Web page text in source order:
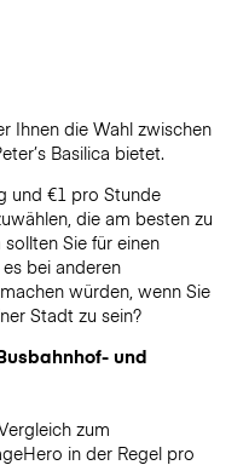
Ihnen die Wahl zwischen
Basilica bietet.
und €1 pro Stunde
die am besten zu
Sie für einen
bei anderen
würden, wenn Sie
Stadt zu sein?
und
zum
in der Regel pro